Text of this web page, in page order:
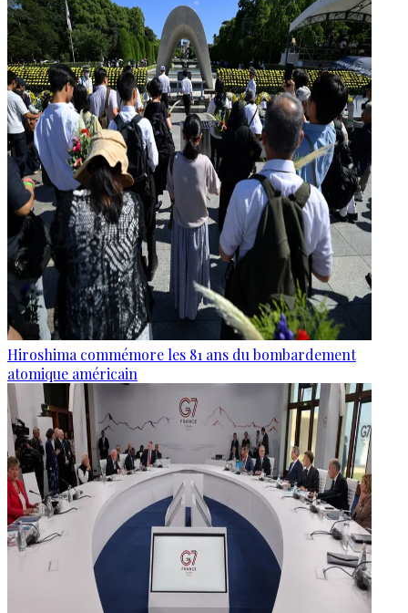
Hiroshima commémore les 81 ans du bombardement
atomique américain